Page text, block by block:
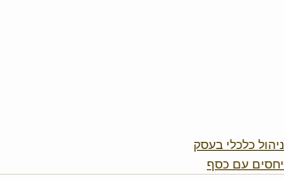
ניהול כלכלי בעסק
יחסים עם כסף